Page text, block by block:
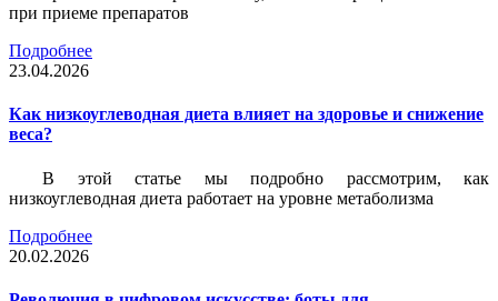
при приеме препаратов
Подробнее
23.04.2026
Как низкоуглеводная диета влияет на здоровье и снижение
веса?
В этой статье мы подробно рассмотрим, как
низкоуглеводная диета работает на уровне метаболизма
Подробнее
20.02.2026